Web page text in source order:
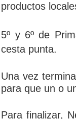
productos
5º y 6º de
cesta punta.
Una vez
para que un o
Para finalizar,